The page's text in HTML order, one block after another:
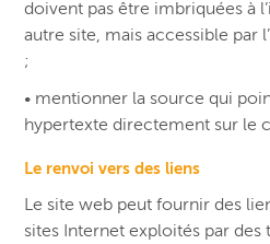
doivent pas être imbriquées à
autre site, mais accessible par
;
• mentionner la source qui
hypertexte directement sur le
Le renvoi vers des liens
Le site web peut fournir des
sites Internet exploités par des